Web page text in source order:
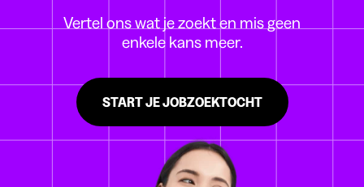
Vertel ons wat je zoekt en mis geen
enkele kans meer.
START JE JOBZOEKTOCHT